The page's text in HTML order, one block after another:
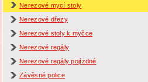
Nerezové mycí stoly
Nerezové dřezy
Nerezové stoly k myčce
Nerezové regály
Nerezové regály pojízdné
Závěsné police